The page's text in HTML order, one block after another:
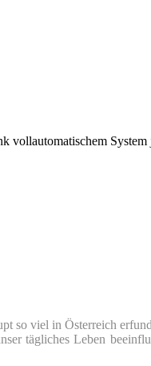
vollautomatischem
viel in Österreich
tägliches Leben